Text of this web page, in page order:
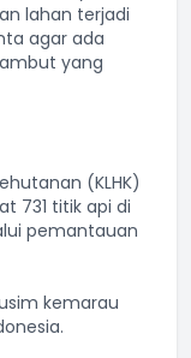
lahan terjadi
agar ada
yang
(KLHK)
731 titik api di
pemantauan
kemarau